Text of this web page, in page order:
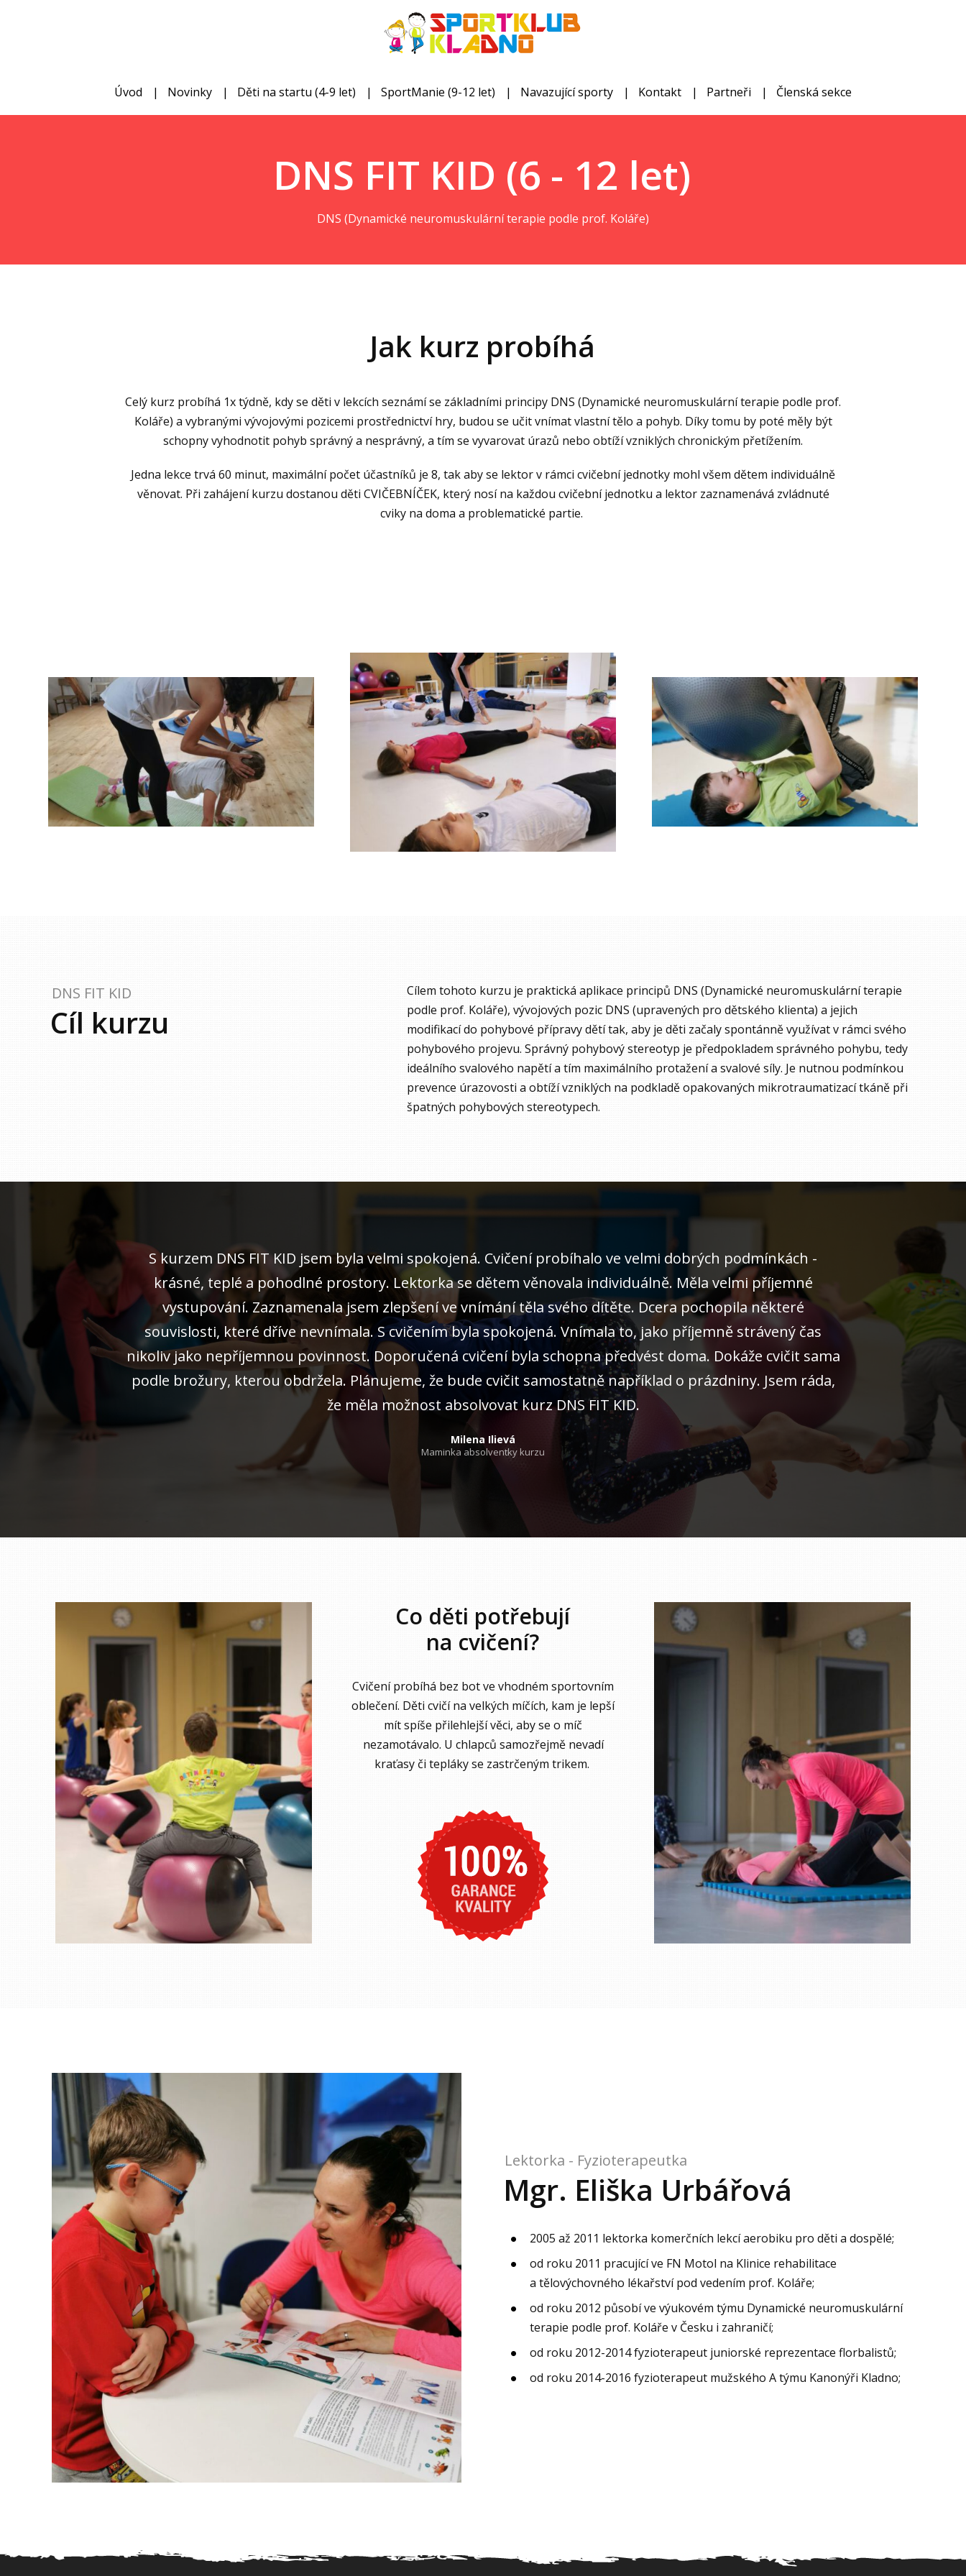
Úvod Novinky Děti na startu (4-9 let) SportManie (9-12 let) Navazující sporty Kontakt Partneři Členská sekce
DNS FIT KID (6 - 12 let)
DNS (Dynamické neuromuskulární terapie podle prof. Koláře)
Jak kurz probíhá
Celý kurz probíhá 1x týdně, kdy se děti v lekcích seznámí se základními principy DNS (Dynamické neuromuskulární terapie podle prof.
Koláře) a vybranými vývojovými pozicemi prostřednictví hry, budou se učit vnímat vlastní tělo a pohyb. Díky tomu by poté měly být
schopny vyhodnotit pohyb správný a nesprávný, a tím se vyvarovat úrazů nebo obtíží vzniklých chronickým přetížením.
Jedna lekce trvá 60 minut, maximální počet účastníků je 8, tak aby se lektor v rámci cvičební jednotky mohl všem dětem individuálně
věnovat. Při zahájení kurzu dostanou děti CVIČEBNÍČEK, který nosí na každou cvičební jednotku a lektor zaznamenává zvládnuté
cviky na doma a problematické partie.
DNS FIT KID
Cíl kurzu
Cílem tohoto kurzu je praktická aplikace principů DNS (Dynamické neuromuskulární terapie
podle prof. Koláře), vývojových pozic DNS (upravených pro dětského klienta) a jejich
modifikací do pohybové přípravy dětí tak, aby je děti začaly spontánně využívat v rámci svého
pohybového projevu. Správný pohybový stereotyp je předpokladem správného pohybu, tedy
ideálního svalového napětí a tím maximálního protažení a svalové síly. Je nutnou podmínkou
prevence úrazovosti a obtíží vzniklých na podkladě opakovaných mikrotraumatizací tkáně při
špatných pohybových stereotypech.
S kurzem DNS FIT KID jsem byla velmi spokojená. Cvičení probíhalo ve velmi dobrých podmínkách -
krásné, teplé a pohodlné prostory. Lektorka se dětem věnovala individuálně. Měla velmi příjemné
vystupování. Zaznamenala jsem zlepšení ve vnímání těla svého dítěte. Dcera pochopila některé
souvislosti, které dříve nevnímala. S cvičením byla spokojená. Vnímala to, jako příjemně strávený čas
nikoliv jako nepříjemnou povinnost. Doporučená cvičení byla schopna předvést doma. Dokáže cvičit sama
podle brožury, kterou obdržela. Plánujeme, že bude cvičit samostatně například o prázdniny. Jsem ráda,
že měla možnost absolvovat kurz DNS FIT KID.
Milena Ilievá
Maminka absolventky kurzu
Co děti potřebují
na cvičení?
Cvičení probíhá bez bot ve vhodném sportovním
oblečení. Děti cvičí na velkých míčích, kam je lepší
mít spíše přilehlejší věci, aby se o míč
nezamotávalo. U chlapců samozřejmě nevadí
kraťasy či tepláky se zastrčeným trikem.
Lektorka - Fyzioterapeutka
Mgr. Eliška Urbářová
2005 až 2011 lektorka komerčních lekcí aerobiku pro děti a dospělé;
od roku 2011 pracující ve FN Motol na Klinice rehabilitace
a tělovýchovného lékařství pod vedením prof. Koláře;
od roku 2012 působí ve výukovém týmu Dynamické neuromuskulární
terapie podle prof. Koláře v Česku i zahraničí;
od roku 2012-2014 fyzioterapeut juniorské reprezentace florbalistů;
od roku 2014-2016 fyzioterapeut mužského A týmu Kanonýři Kladno;